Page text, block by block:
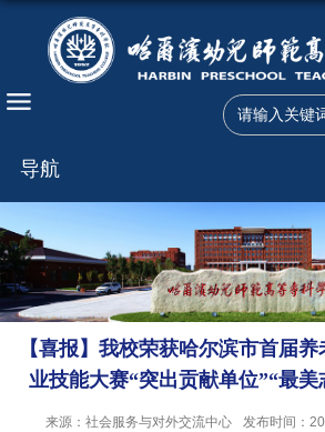
导航
【喜报】我校荣获哈尔滨市首届
业技能大赛“突出贡献单位”“最
来源：社会服务与对外交流中心 发布时间：